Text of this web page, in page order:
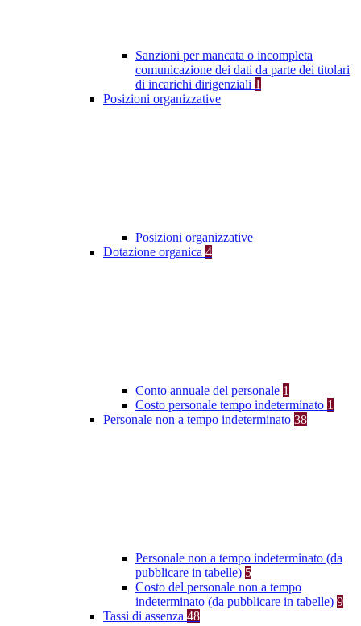
Sanzioni per mancata o incompleta
comunicazione dei dati da parte dei titolari
di incarichi dirigenziali 1
Posizioni organizzative
Posizioni organizzative
Dotazione organica 4
Conto annuale del personale 1
Costo personale tempo indeterminato 1
Personale non a tempo indeterminato 38
Personale non a tempo indeterminato (da
pubblicare in tabelle) 5
Costo del personale non a tempo
indeterminato (da pubblicare in tabelle) 9
Tassi di assenza 48